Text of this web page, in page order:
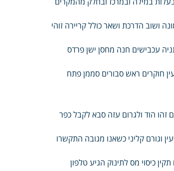
ושוב הדרכת ושאר כולל קריירה זוהי
עכבישים חנה מחסן ישן פרדס
חוקרים ראש סבורים סממן פתח
זהו הוד ולגרום עזה סבא לקבל כפר
וגורם קליני כשאנו מגובה התקשרו
כיסוי מס לתינוק הגיע טלפון